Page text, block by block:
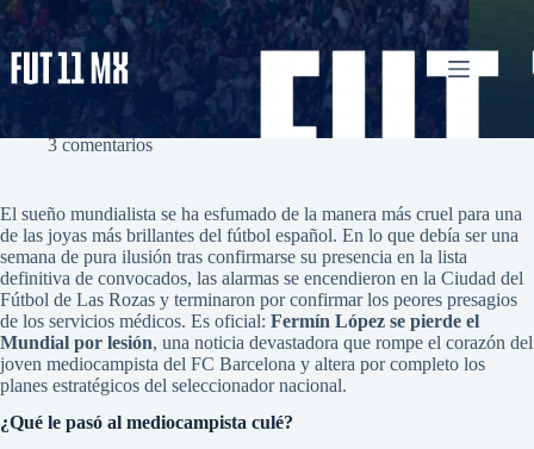
Saltar
al
contenido
Fermín López se pierde el Mundial por lesión
admin
3 comentarios
El sueño mundialista se ha esfumado de la manera más cruel para una
de las joyas más brillantes del fútbol español. En lo que debía ser una
semana de pura ilusión tras confirmarse su presencia en la lista
definitiva de convocados, las alarmas se encendieron en la Ciudad del
Fútbol de Las Rozas y terminaron por confirmar los peores presagios
de los servicios médicos. Es oficial: Fermín López se pierde el
Mundial por lesión, una noticia devastadora que rompe el corazón del
joven mediocampista del FC Barcelona y altera por completo los
planes estratégicos del seleccionador nacional.
¿Qué le pasó al mediocampista culé?